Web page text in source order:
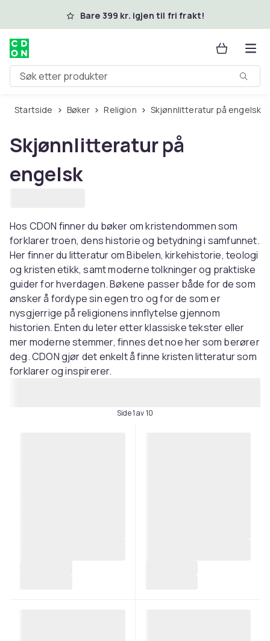
Hopp til hovedinnholdBare 399 kr. igjen til fri frakt!
Søk etter produkter
Startside Bøker Religion Skjønnlitteratur på engelsk
Skjønnlitteratur på
engelsk
Hos CDON finner du bøker om kristendommen som
forklarer troen, dens historie og betydning i samfunnet.
Her finner du litteratur om Bibelen, kirkehistorie, teologi
og kristen etikk, samt moderne tolkninger og praktiske
guider for hverdagen. Bøkene passer både for de som
ønsker å fordype sin egen tro og for de som er
nysgjerrige på religionens innflytelse gjennom
historien. Enten du leter etter klassiske tekster eller
mer moderne stemmer, finnes det noe her som berører
deg. CDON gjør det enkelt å finne kristen litteratur som
forklarer og inspirerer.
Side 1 av 10